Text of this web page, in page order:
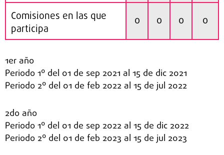
Comisiones en las que
participa
0 0 0 0
1er año
Periodo 1º del 01 de sep 2021 al 15 de dic 2021
Periodo 2º del 01 de feb 2022 al 15 de jul 2022
2do año
Periodo 1º del 01 de sep 2022 al 15 de dic 2022
Periodo 2º del 01 de feb 2023 al 15 de jul 2023